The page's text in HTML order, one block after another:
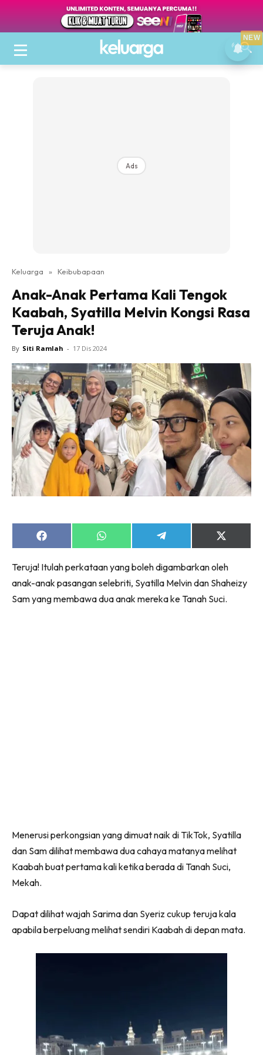
Ads
Keluarga » Keibubapaan
Anak-Anak Pertama Kali Tengok
Kaabah, Syatilla Melvin Kongsi Rasa
Teruja Anak!
By Siti Ramlah - 17 Dis 2024
Share
on
Share
on
Share
on
Share
on
(Twitter)
Teruja! Itulah perkataan yang boleh digambarkan oleh
anak-anak pasangan selebriti, Syatilla Melvin dan Shaheizy
Sam yang membawa dua anak mereka ke Tanah Suci.
Menerusi perkongsian yang dimuat naik di TikTok, Syatilla
dan Sam dilihat membawa dua cahaya matanya melihat
Kaabah buat pertama kali ketika berada di Tanah Suci,
Mekah.
Dapat dilihat wajah Sarima dan Syeriz cukup teruja kala
apabila berpeluang melihat sendiri Kaabah di depan mata.
NEW